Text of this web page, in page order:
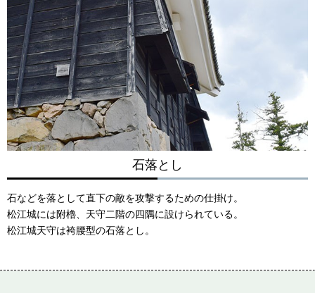
石落とし
石などを落として直下の敵を攻撃するための仕掛け。
松江城には附櫓、天守二階の四隅に設けられている。
松江城天守は袴腰型の石落とし。